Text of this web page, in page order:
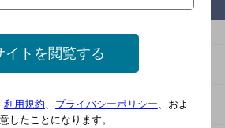
イトを閲覧する
利用規約 プライバシーポリシー 、およ
したことになります。